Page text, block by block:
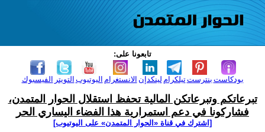
تابعونا على:
الفيسبوك التويتر اليوتيوب الانستغرام لينكدإن تيلكرامبنترست بودكاست
تبرعاتكم وتبرعاتكن المالية تحفظ استقلال الحوار المتمدن،
فشاركونا في دعم استمرارية هذا الفضاء اليساري الحر
[اشترك في قناة ‫«الحوار المتمدن» على اليوتيوب]